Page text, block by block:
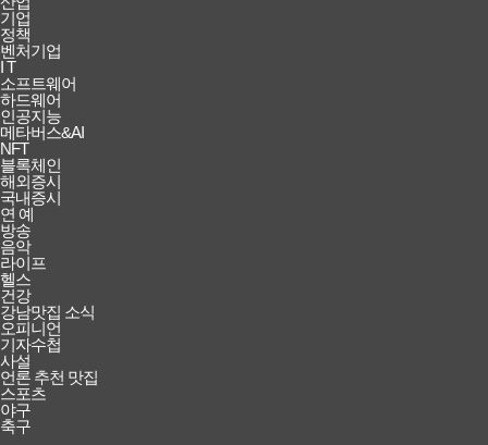
기업
정책
벤처기업
I T
소프트웨어
하드웨어
인공지능
메타버스&AI
NFT
블록체인
해외증시
국내증시
연 예
방송
음악
라이프
헬스
건강
강남맛집 소식
오피니언
기자수첩
사설
언론 추천 맛집
스포츠
야구
축구